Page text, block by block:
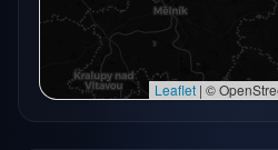
Leaflet | ©